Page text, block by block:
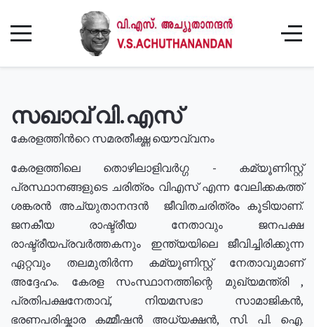
സഖാവ് വി.എസ്
കേരളത്തിൻറെ സമരതീക്ഷ്ണ യൌവ്വനം
കേരളത്തിലെ തൊഴിലാളിവർഗ്ഗ - കമ്യൂണിസ്റ്റ്
പ്രസ്ഥാനങ്ങളുടെ ചരിത്രം വിഎസ് എന്ന വേലിക്കകത്ത്
ശങ്കരൻ അച്യുതാനന്ദൻ ജീവിതചരിത്രം കൂടിയാണ്.
ജനകീയ രാഷ്ട്രീയ നേതാവും ജനപക്ഷ
രാഷ്ട്രീയപ്രവർത്തകനും ഇന്ത്യയിലെ ജീവിച്ചിരിക്കുന്ന
ഏറ്റവും തലമുതിർന്ന കമ്യൂണിസ്റ്റ് നേതാവുമാണ്
അദ്ദേഹം. കേരള സംസ്ഥാനത്തിന്റെ മുഖ്യമന്ത്രി ,
പ്രതിപക്ഷനേതാവ്, നിയമസഭാ സാമാജികൻ,
ഭരണപരിഷ്കാര കമ്മീഷൻ അധ്യക്ഷൻ, സി. പി. ഐ.